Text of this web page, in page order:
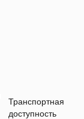
Транспортная
доступность